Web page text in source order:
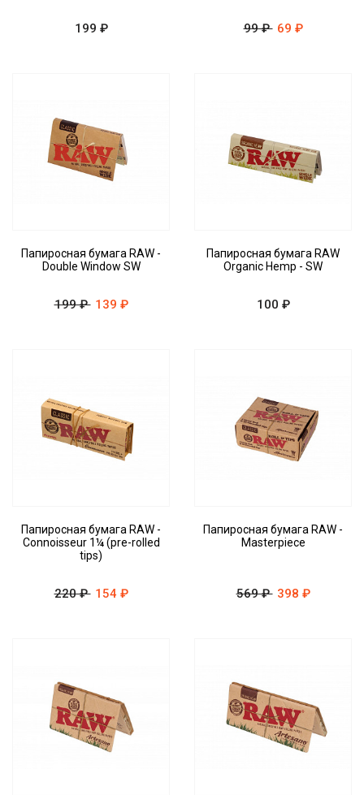
199 ₽ 99 ₽ 69 ₽
Папиросная бумага RAW -
Double Window SW
199 ₽ 139 ₽
Папиросная бумага RAW
Organic Hemp - SW
100 ₽
Папиросная бумага RAW -
Connoisseur 1¼ (pre-rolled
tips)
220 ₽ 154 ₽
Папиросная бумага RAW -
Masterpiece
569 ₽ 398 ₽